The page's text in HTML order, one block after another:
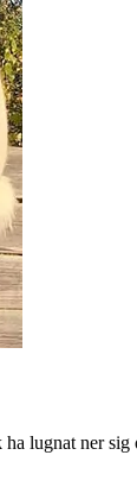
lugnat ner